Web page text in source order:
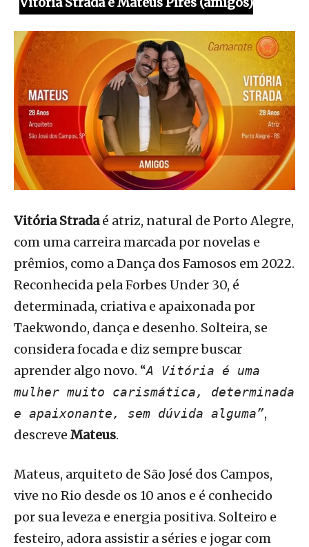
Vitória Stradaé atriz, natural de Porto Alegre,
com uma carreira marcada por novelas e
prêmios, como a Dança dos Famosos em 2022.
Reconhecida pela Forbes Under 30, é
determinada, criativa e apaixonada por
Taekwondo, dança e desenho. Solteira, se
considera focada e diz sempre buscar
aprender algo novo. “A Vitória é uma
mulher muito carismática, determinada
e apaixonante, sem dúvida alguma”,
descreve Mateus.
Mateus, arquiteto de São José dos Campos,
vive no Rio desde os 10 anos e é conhecido
por sua leveza e energia positiva. Solteiro e
festeiro, adora assistir a séries e jogar com